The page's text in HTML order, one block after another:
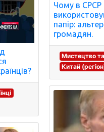
Чому в СРСР
папір:
громадян.
Мистецтво
Китай